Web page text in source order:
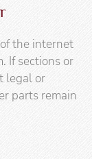
the internet
If sections or
legal or
parts remain